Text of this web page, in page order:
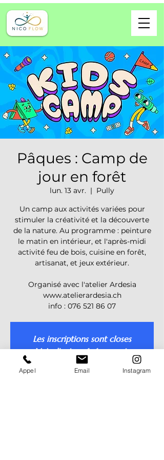
Pâques : Camp de
jour en forêt
lun. 13 avr.
  |
Pully
Un camp aux activités variées pour
stimuler la créativité et la découverte
de la nature. Au programme : peinture
le matin en intérieur, et l'après-midi
activité feu de bois, cuisine en forêt,
artisanat, et jeux extérieur.
Organisé avec l'atelier Ardesia
www.atelierardesia.ch
info : 076 521 86 07
Les inscriptions sont closes
Voir d'autres événements
Appel Email Instagram